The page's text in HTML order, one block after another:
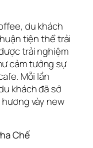
du khách
tiện thể trải
trải nghiệm
cảm tưởng sự
Mỗi lần
khách đã sở
vày new
Chế